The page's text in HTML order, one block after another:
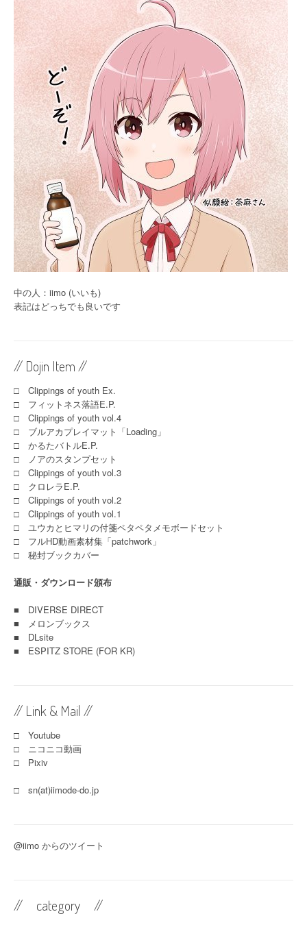
中の人：iimo (いいも)
表記はどっちでも良いです
// Dojin Item //
□ Clippings of youth Ex.
□ フィットネス落語E.P.
□ Clippings of youth vol.4
□ ブルアカプレイマット「Loading」
□ かるたバトルE.P.
□ ノアのスタンプセット
□ Clippings of youth vol.3
□ クロレラE.P.
□ Clippings of youth vol.2
□ Clippings of youth vol.1
□ ユウカとヒマリの付箋ペタペタメモボードセット
□ フルHD動画素材集「patchwork」
□ 秘封ブックカバー
通販・ダウンロード頒布
■ DIVERSE DIRECT
■
メロンブックス
■ DLsite
■ ESPITZ STORE (FOR KR)
// Link & Mail //
□ Youtube
□ ニコニコ動画
□ Pixiv
□ sn(at)iimode-do.jp
@iimo からのツイート
// category //